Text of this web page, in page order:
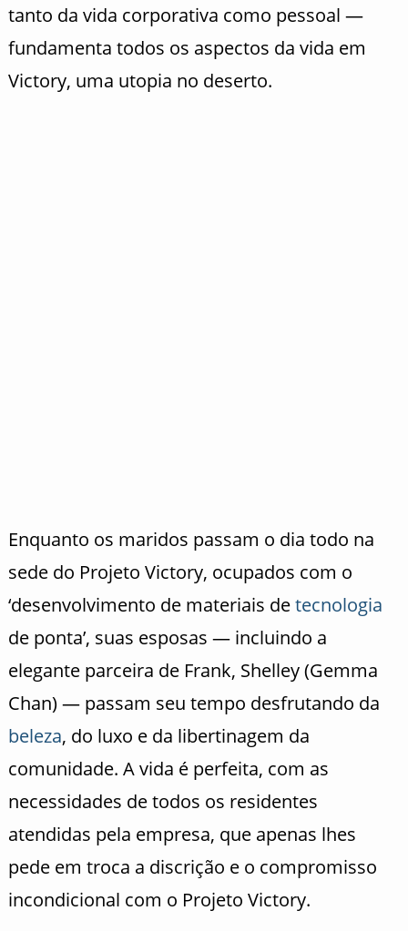
tanto da vida corporativa como pessoal —
fundamenta todos os aspectos da vida em
Victory, uma utopia no deserto.
Enquanto os maridos passam o dia todo na
sede do Projeto Victory, ocupados com o
‘desenvolvimento de materiais detecnologia
de ponta’, suas esposas — incluindo a
elegante parceira de Frank, Shelley (Gemma
Chan) — passam seu tempo desfrutando da
beleza, do luxo e da libertinagem da
comunidade. A vida é perfeita, com as
necessidades de todos os residentes
atendidas pela empresa, que apenas lhes
pede em troca a discrição e o compromisso
incondicional com o Projeto Victory.